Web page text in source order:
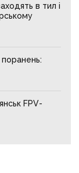
в тил і
FPV-